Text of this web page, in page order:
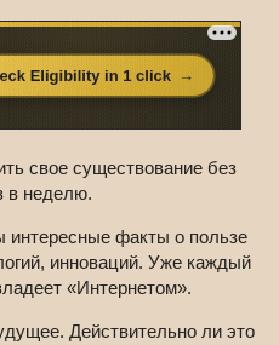
свое существование без
в неделю.
интересные факты о пользе
инноваций. Уже каждый
«Интернетом».
Действительно ли это